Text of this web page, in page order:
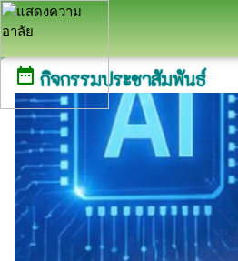
date_range กิจกรรมประชาสัมพันธ์